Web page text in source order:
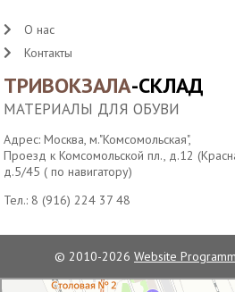
ТРИВОКЗАЛА-СКЛАД
МАТЕРИАЛЫ ДЛЯ ОБУВИ
Адрес: Москва, м."Комсомольская",
Проезд к Комсомольской пл., д.12
д.5/45 ( по навигатору)
Тел.: 8 (916) 224 37 48
О нас
Контакты
© 2010-2026 Website
Водонапорная башня станции Москва-